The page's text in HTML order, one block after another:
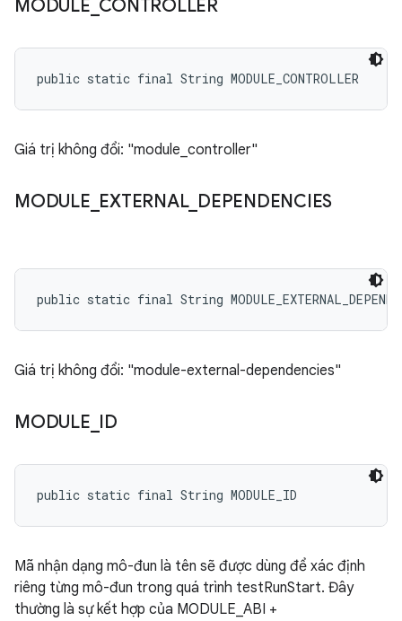
MODULE CONTROLLER
public static final String MODULE_CONTROLLER
Giá trị không đổi: "module_controller"
MODULE EXTERNAL_ DEPENDENCIES
public static final String
Giá trị không đổi: "module-external-dependencies"
MODULE ID
public static final String MODULE_ID
Mã nhận dạng mô-đun là tên sẽ được dùng để xác định
riêng từng mô-đun trong quá trình testRunStart. Đây
thường là sự kết hợp của MODULE_ABI +